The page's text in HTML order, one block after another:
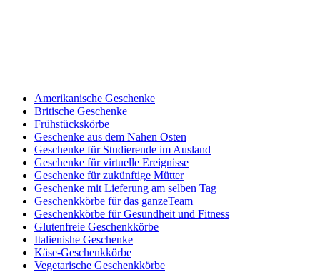
Amerikanische Geschenke
Britische Geschenke
Frühstückskörbe
Geschenke aus dem Nahen Osten
Geschenke für Studierende im Ausland
Geschenke für virtuelle Ereignisse
Geschenke für zukünftige Mütter
Geschenke mit Lieferung am selben Tag
Geschenkkörbe für das ganzeTeam
Geschenkkörbe für Gesundheit und Fitness
Glutenfreie Geschenkkörbe
Italienishe Geschenke
Käse-Geschenkkörbe
Vegetarische Geschenkkörbe